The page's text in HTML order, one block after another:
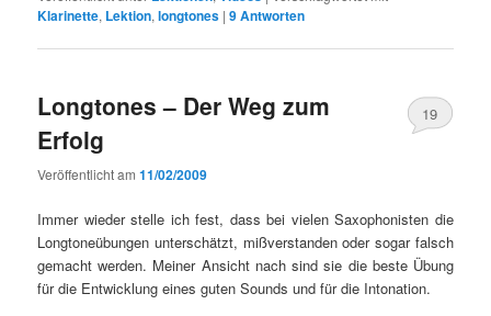
Klarinette, Lektion,longtones |9Antworten
Longtones – Der Weg zum
Erfolg
Veröffentlicht am11/02/2009
19
Immer wieder stelle ich fest, dass bei vielen Saxophonisten die
Longtoneübungen unterschätzt, mißverstanden oder sogar falsch
gemacht werden. Meiner Ansicht nach sind sie die beste Übung
für die Entwicklung eines guten Sounds und für die Intonation.